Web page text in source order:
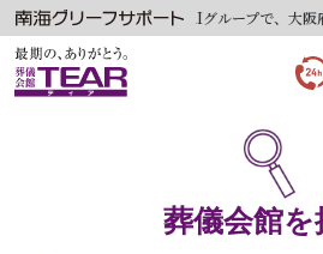
当社はNANKAIグループで、大阪府・
葬儀会館を